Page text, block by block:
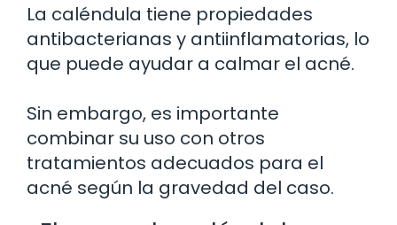
La caléndula tiene propiedades
antibacterianas y antiinflamatorias, lo
que puede ayudar a calmar el acné.
Sin embargo, es importante
combinar su uso con otros
tratamientos adecuados para el
acné según la gravedad del caso.